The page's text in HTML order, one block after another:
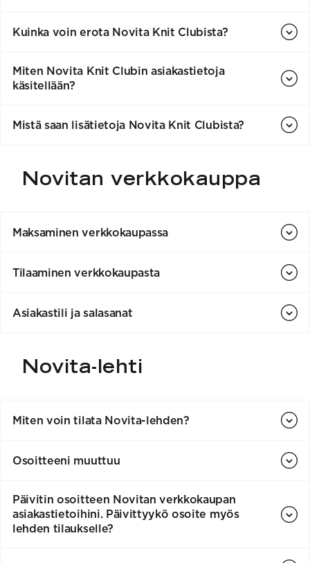
Kuinka voin erota Novita Knit Clubista?
Miten Novita Knit Clubin asiakastietoja
käsitellään?
Mistä saan lisätietoja Novita Knit Clubista?
Novitan verkkokauppa
Maksaminen verkkokaupassa
Tilaaminen verkkokaupasta
Asiakastili ja salasanat
Novita-lehti
Miten voin tilata Novita-lehden?
Osoitteeni muuttuu
Päivitin osoitteen Novitan verkkokaupan
asiakastietoihini. Päivittyykö osoite myös
lehden tilaukselle?